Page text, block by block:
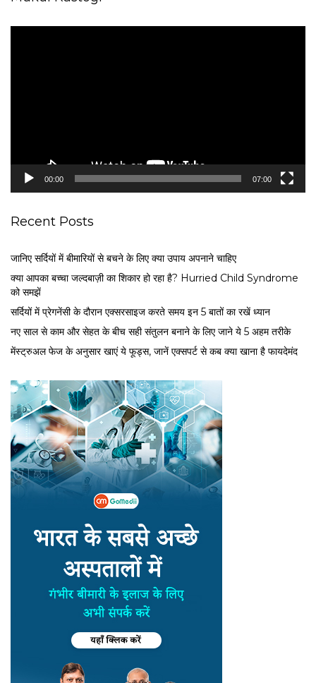
00:00 07:00
Recent Posts
जानिए सर्दियों में बीमारियों से बचने के लिए क्या उपाय अपनाने चाहिए
क्या आपका बच्चा जल्दबाज़ी का शिकार हो रहा है? Hurried Child Syndrome
को समझें
सर्द‍ियों में प्रेगनेंसी के दौरान एक्सरसाइज करते समय इन 5 बातों का रखें ध्यान
नए साल से काम और सेहत के बीच सही संतुलन बनाने के लिए जाने ये 5 अहम तरीके
मेंस्ट्रुअल फेज के अनुसार खाएं ये फूड्स, जानें एक्सपर्ट से कब क्या खाना है फायदेमंद